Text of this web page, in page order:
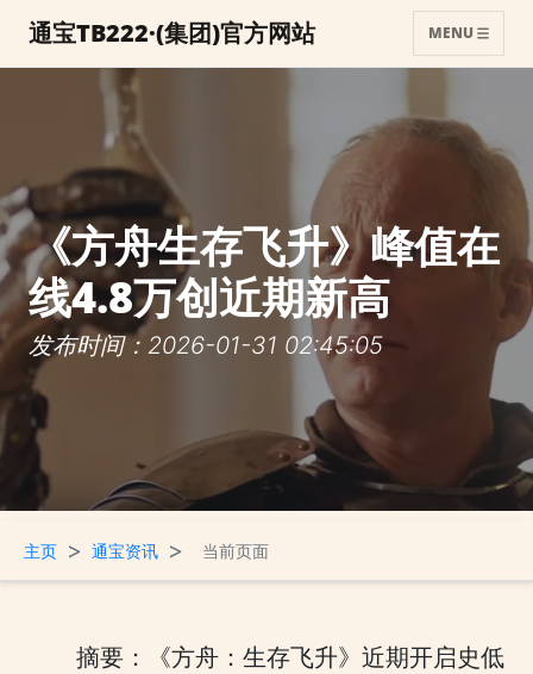
通宝TB222·(集团)官方网站 MENU
《方舟生存飞升》峰值在
线4.8万创近期新高
发布时间：2026-01-31 02:45:05
主页 > 通宝资讯 > 当前页面
摘要：《方舟：生存飞升》近期开启史低